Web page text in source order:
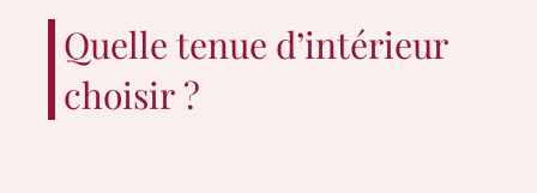
Quelle tenue d’intérieur
choisir ?